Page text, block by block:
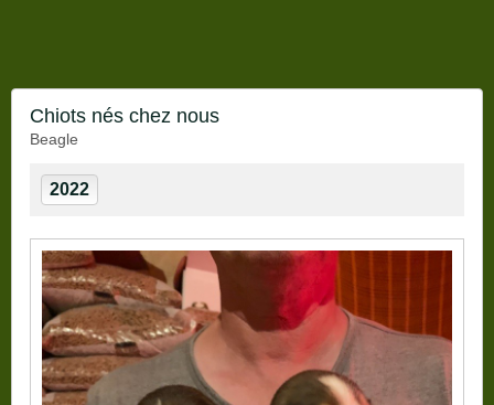
Chiots nés chez nous
Beagle
2022